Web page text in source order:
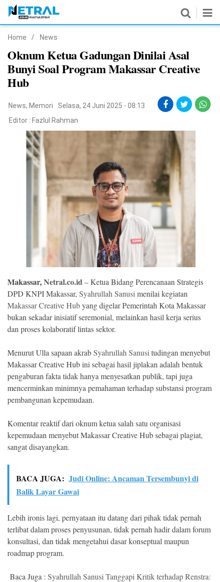
Nasional
Pemerintahan
Politik
Hukrim
Pendidikan
Peristiwa
Copyright
NETRAL
.
Reserved
Home / News
Oknum Ketua Gadungan Dinilai Asal
Bunyi Soal Program Makassar Creative
Hub
News, Memori
Selasa, 24 Juni 2025 - 08:13
Editor : Fazlul Rahman
Makassar,Netral.co.id– Ketua Bidang Perencanaan Strategis
DPD KNPI Makassar, Syahrullah Sanusi menilai kegiatan
Makassar Creative Hubyang digelar Pemerintah Kota Makassar
bukan sekadar inisiatif seremonial, melainkan hasil kerja serius
dan proses kolaboratif lintas sektor.
Menurut Ulla sapaan akrabSyahrullah Sanusi tudingan menyebut
Makassar Creative Hub ini sebagai hasil jiplakan adalah bentuk
pengaburan fakta tidak hanya menyesatkan publik, tapi juga
mencerminkan minimnya pemahaman terhadap substansi program
pembangunan kepemudaan.
Komentar reaktif dari oknum ketua salah satu organisasi
kepemudaan menyebut Makassar Creative Hub sebagai plagiat,
sangat disayangkan.
BACA JUGA: Judi Online: Ancaman Tersembunyi di
Balik Layar Gawai
Lebih ironis lagi, pernyataan itu datang dari pihak tidak pernah
terlibat dalam proses penyusunan, tidak pernah hadir dalam forum
konsultasi, dan tidak mengetahui dasar konseptual maupun
roadmap program.
Baca Juga : Syahrullah Sanusi Tanggapi Kritik terhadap Renstra: